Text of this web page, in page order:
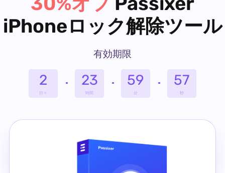
iPhoneロック解除ツール
有効期限
2
日々
23
時間
59
分
57
秒